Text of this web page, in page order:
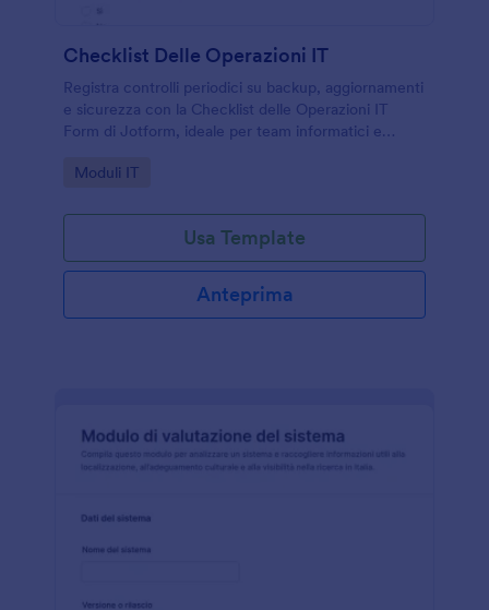
Checklist Delle Operazioni IT
Registra controlli periodici su backup, aggiornamenti
e sicurezza con la Checklist delle Operazioni IT
Form di Jotform, ideale per team informatici e
e le verifiche interne.
Go to Category:
Moduli IT
Usa Template
Anteprima